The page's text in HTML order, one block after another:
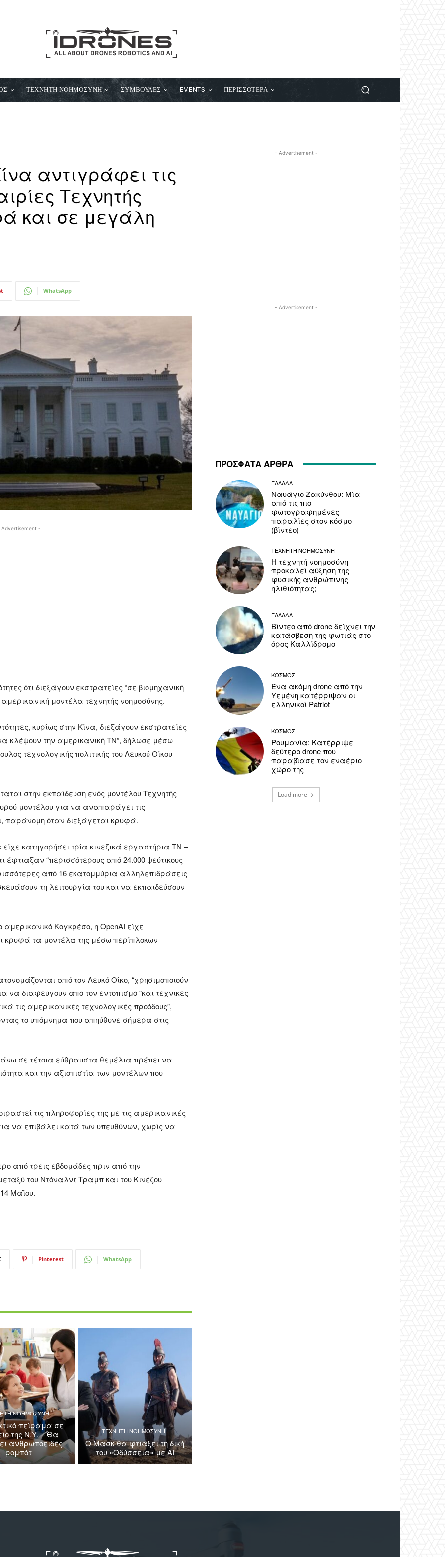
ΤΕΧΝΗΤΗ ΝΟΗΜΟΣΥΝΗ ΣΥΜΒΟΥΛΕΣ EVENTS ΠΕΡΙΣΣΟΤΕΡΑ
αντιγράφει τις
Τεχνητής
και σε μεγάλη
WhatsApp
-
ότι διεξάγουν εκστρατείες “σε βιομηχανική
μοντέλα τεχνητής νοημοσύνης.
κυρίως στην Κίνα, διεξάγουν εκστρατείες
κλέψουν την αμερικανική ΤΝ”, δήλωσε μέσω
τεχνολογικής πολιτικής του Λευκού Οίκου
στην εκπαίδευση ενός μοντέλου Τεχνητής
μοντέλου για να αναπαράγει τις
παράνομη όταν διεξάγεται κρυφά.
κατηγορήσει τρία κινεζικά εργαστήρια ΤΝ –
έφτιαξαν “περισσότερους από 24.000 ψεύτικους
από 16 εκατομμύρια αλληλεπιδράσεις
τη λειτουργία του και να εκπαιδεύσουν
Κογκρέσο, η OpenAI είχε
κρυφά τα μοντέλα της μέσω περίπλοκων
από τον Λευκό Οίκο, “χρησιμοποιούν
να διαφεύγουν από τον εντοπισμό “και τεχνικές
αμερικανικές τεχνολογικές προόδους”,
το υπόμνημα που απηύθυνε σήμερα στις
σε τέτοια εύθραυστα θεμέλια πρέπει να
και την αξιοπιστία των μοντέλων που
τις πληροφορίες της με τις αμερικανικές
να επιβάλει κατά των υπευθύνων, χωρίς να
από τρεις εβδομάδες πριν από την
του Ντόναλντ Τραμπ και του Κινέζου
Μαΐου.
Pinterest WhatsApp
ΝΟΗΜΟΣΥΝΗ
πείραμα σε
της Ν.Υ. – Θα
ανθρωποειδές
ρομπότ
ΤΕΧΝΗΤΗ ΝΟΗΜΟΣΥΝΗ
Ο Μασκ θα φτιάξει τη δική
του «Οδύσσεια» με AI
- Advertisement -
- Advertisement -
ΠΡΟΣΦΑΤΑ ΑΡΘΡΑ
ΕΛΛΑΔΑ
Ναυάγιο Ζακύνθου: Μία
από τις πιο
φωτογραφημένες
παραλίες στον κόσμο
(βίντεο)
ΤΕΧΝΗΤΗ ΝΟΗΜΟΣΥΝΗ
Η τεχνητή νοημοσύνη
προκαλεί αύξηση της
φυσικής ανθρώπινης
ηλιθιότητας;
ΕΛΛΑΔΑ
Βίντεο από drone δείχνει την
κατάσβεση της φωτιάς στο
όρος Καλλίδρομο
ΚΟΣΜΟΣ
Ένα ακόμη drone από την
Υεμένη κατέρριψαν οι
ελληνικοί Patriot
ΚΟΣΜΟΣ
Ρουμανία: Κατέρριψε
δεύτερο drone που
παραβίασε τον εναέριο
χώρο της
Load more